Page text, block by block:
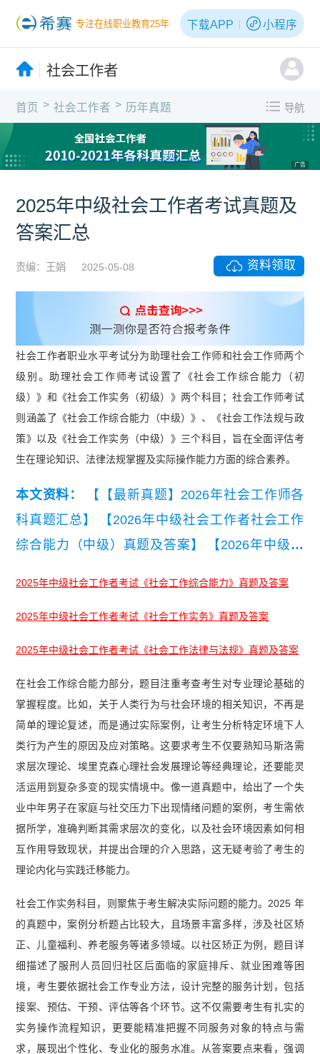
专注在线职业教育25年 下载APP 小程序
社会工作者
首页 > 社会工作者 > 历年真题 导航
广告
2025年中级社会工作者考试真题及
答案汇总
责编：王娟 2025-05-08 资料领取
社会工作者职业水平考试分为助理社会工作师和社会工作师两个
级别。助理社会工作师考试设置了《社会工作综合能力（初
级）》和《社会工作实务（初级）》两个科目；社会工作师考试
则涵盖了《社会工作综合能力（中级）》、《社会工作法规与政
策》以及《社会工作实务（中级）》三个科目，旨在全面评估考
生在理论知识、法律法规掌握及实际操作能力方面的综合素养。
本文资料：
【【最新真题】2026年社会工作师各
科真题汇总】
【2026年中级社会工作者社会工作
综合能力（中级）真题及答案】
【2026年中级社
考答案】 【社会工作者（中级）《社会工作综合能
力》真题汇总（2023-2025年高清可打印）】
者（初级）《社会工作实务》真题汇总（2023-202
5）】 【社会工作者（中级）《社会工作实务》真
题汇总（2023-2025）】
2025年中级社会工作者考试《社会工作综合能力》真题及答案
2025年中级社会工作者考试《社会工作实务》真题及答案
2025年中级社会工作者考试《社会工作法律与法规》真题及答案
在社会工作综合能力部分，题目注重考查考生对专业理论基础的
掌握程度。比如，关于人类行为与社会环境的相关知识，不再是
简单的理论复述，而是通过实际案例，让考生分析特定环境下人
类行为产生的原因及应对策略。这要求考生不仅要熟知马斯洛需
求层次理论、埃里克森心理社会发展理论等经典理论，还要能灵
活运用到复杂多变的现实情境中。像一道真题中，给出了一个失
业中年男子在家庭与社交压力下出现情绪问题的案例，考生需依
据所学，准确判断其需求层次的变化，以及社会环境因素如何相
互作用导致现状，并提出合理的介入思路，这无疑考验了考生的
理论内化与实践迁移能力。
社会工作实务科目，则聚焦于考生解决实际问题的能力。2025 年
的真题中，案例分析题占比较大，且场景丰富多样，涉及社区矫
正、儿童福利、养老服务等诸多领域。以社区矫正为例，题目详
细描述了服刑人员回归社区后面临的家庭排斥、就业困难等困
境，考生要依据社会工作专业方法，设计完整的服务计划，包括
接案、预估、干预、评估等各个环节。这不仅需要考生有扎实的
实务操作流程知识，更要能精准把握不同服务对象的特点与需
求，展现出个性化、专业化的服务水准。从答案要点来看，强调